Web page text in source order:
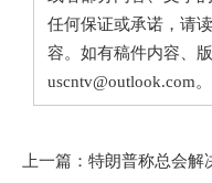
任何保证或承诺，请
容。如有稿件内容、
uscntv@outlook.com。
上一篇： 特朗普称总会解